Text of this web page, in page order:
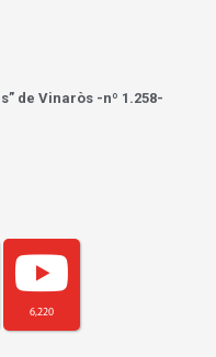
de Vinaròs -nº 1.258-
6,220